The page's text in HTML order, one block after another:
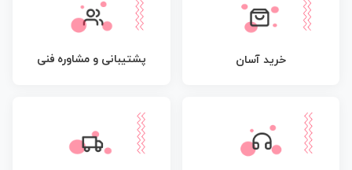
خرید آسان پشتیبانی و مشاوره فنی